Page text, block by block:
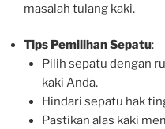
masalah tulang kaki.
Tips Pemilihan Sepatu:
Pilih sepatu dengan
kaki Anda.
Hindari sepatu hak
Pastikan alas kaki